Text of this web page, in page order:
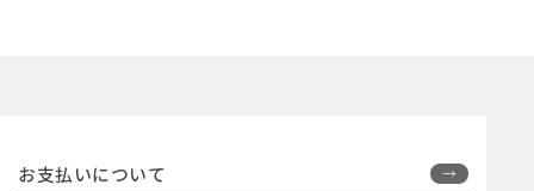
お支払いについて